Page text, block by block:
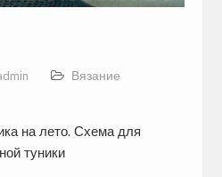
Вязание
на лето. Схема для
туники